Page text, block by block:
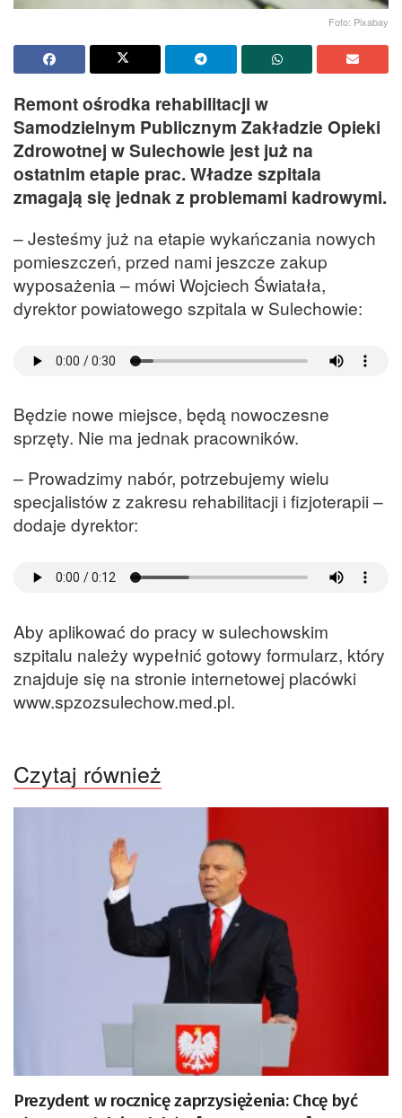
Foto: Pixabay
Remont ośrodka rehabilitacji w
Samodzielnym Publicznym Zakładzie Opieki
Zdrowotnej w Sulechowie jest już na
ostatnim etapie prac. Władze szpitala
zmagają się jednak z problemami kadrowymi.
– Jesteśmy już na etapie wykańczania nowych
pomieszczeń, przed nami jeszcze zakup
wyposażenia – mówi Wojciech Światała,
dyrektor powiatowego szpitala w Sulechowie:
Będzie nowe miejsce, będą nowoczesne
sprzęty. Nie ma jednak pracowników.
– Prowadzimy nabór, potrzebujemy wielu
specjalistów z zakresu rehabilitacji i fizjoterapii –
dodaje dyrektor:
Aby aplikować do pracy w sulechowskim
szpitalu należy wypełnić gotowy formularz, który
znajduje się na stronie internetowej placówki
www.spzozsulechow.med.pl.
Czytaj również
Prezydent w rocznicę zaprzysiężenia: Chcę być